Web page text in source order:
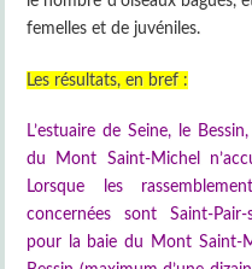
femelles et de juvéniles.
Les résultats, en bref :
L’estuaire de Seine, le
du Mont Saint-Michel
Lorsque les
concernées sont Saint-
pour la baie du Mont Saint-